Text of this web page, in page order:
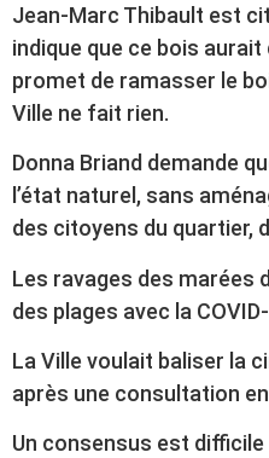
Jean-Marc Thibault est
indique que ce bois
promet de ramasser le
Ville ne fait rien.
Donna Briand demande
l’état naturel, sans
des citoyens du quartier,
Les ravages des marées
des plages avec la
La Ville voulait baliser la
après une consultation
Un consensus est